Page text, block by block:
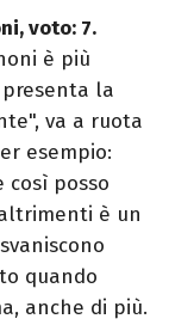
voto: 7.
è più
la
va a ruota
esempio:
così posso
è un
quando
anche di più.